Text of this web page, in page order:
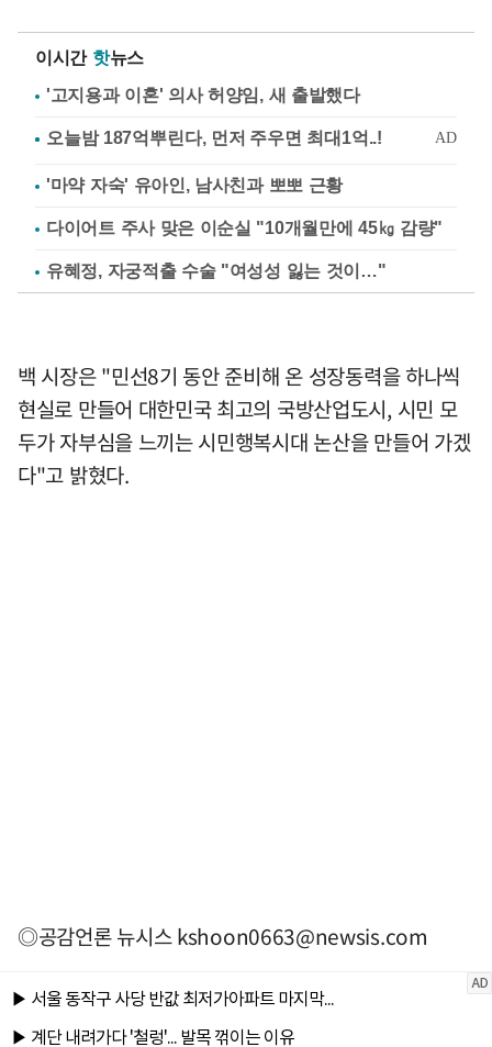
이시간 핫뉴스
'고지용과 이혼' 의사 허양임, 새 출발했다
'마약 자숙' 유아인, 남사친과 뽀뽀 근황
다이어트 주사 맞은 이순실 "10개월만에 45㎏ 감량"
유혜정, 자궁적출 수술 "여성성 잃는 것이…"
백 시장은 "민선8기 동안 준비해 온 성장동력을 하나씩
현실로 만들어 대한민국 최고의 국방산업도시, 시민 모
두가 자부심을 느끼는 시민행복시대 논산을 만들어 가겠
다"고 밝혔다.
◎공감언론 뉴시스kshoon0663@newsis.com